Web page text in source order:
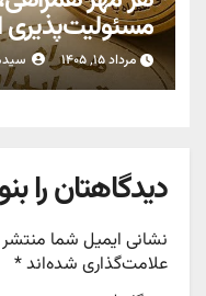
مرداد ۱۵, ۱۴۰۵
دیدگاهتان را
نشانی ایمیل شما
علامت‌گذاری شده‌اند*